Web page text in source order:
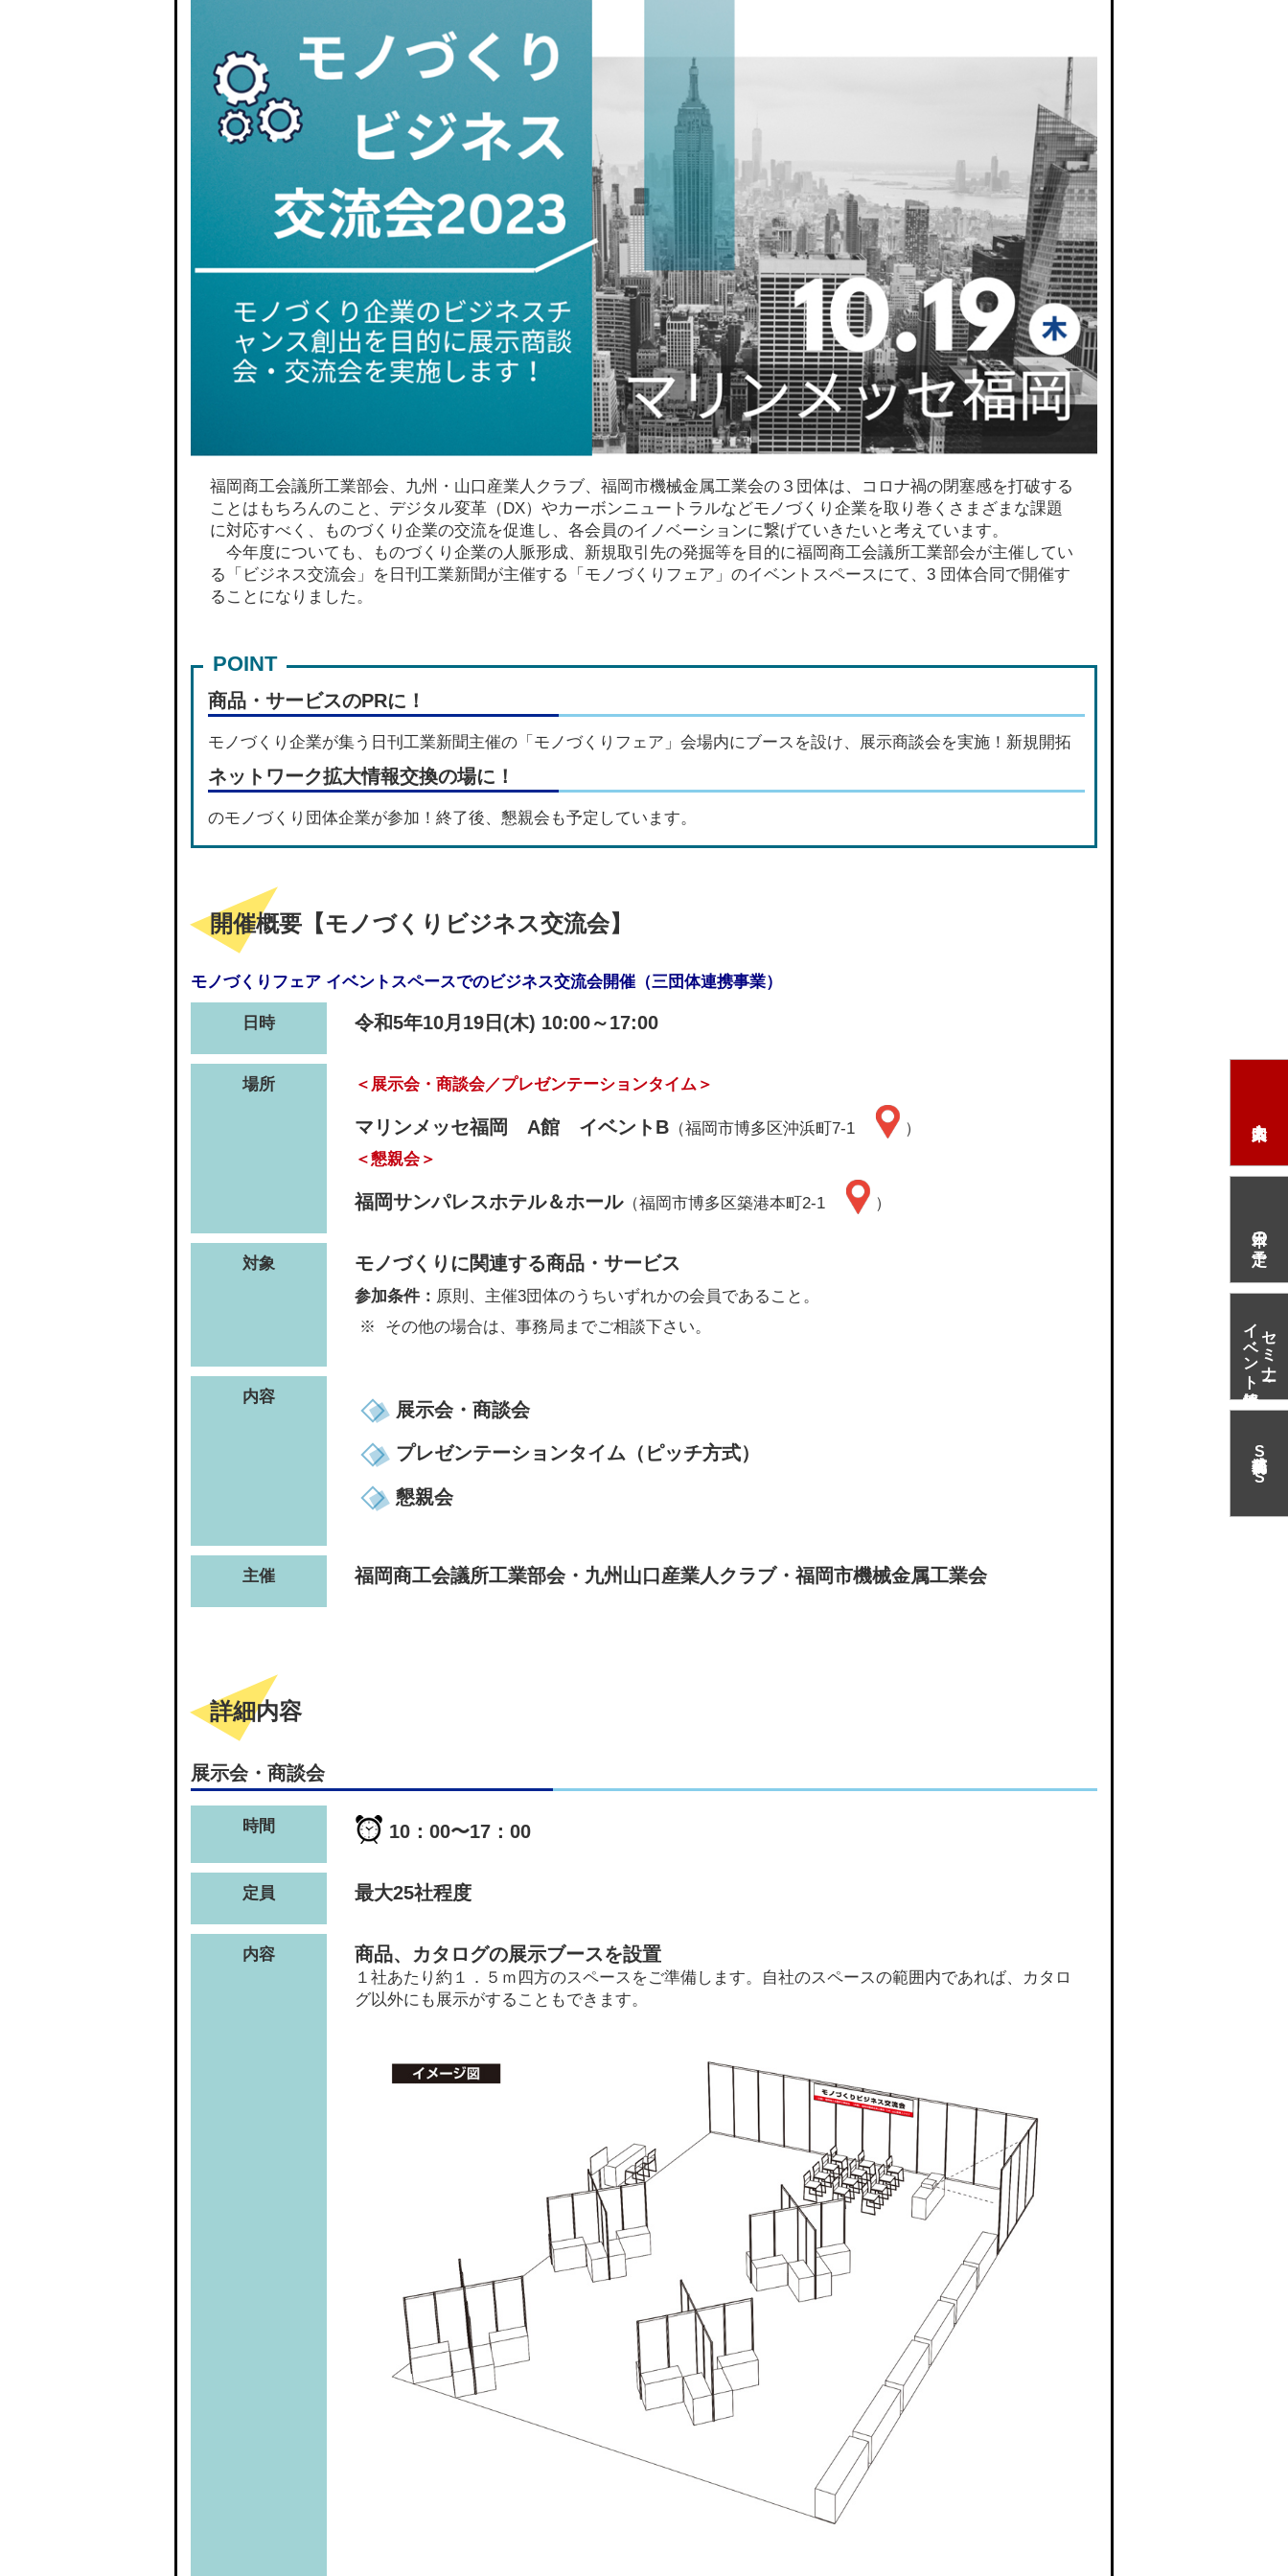
本日の予定
セミナー・
イベント情報
S
N
S
福岡商工会議所工業部会、九州・山口産業人クラブ、福岡市機械金属工業会の３団体は、コロナ禍の閉塞感を打破する
ことはもちろんのこと、デジタル変革（DX）やカーボンニュートラルなどモノづくり企業を取り巻くさまざまな課題
に対応すべく、ものづくり企業の交流を促進し、各会員のイノベーションに繋げていきたいと考えています。
今年度についても、ものづくり企業の人脈形成、新規取引先の発掘等を目的に福岡商工会議所工業部会が主催してい
る「ビジネス交流会」を日刊工業新聞が主催する「モノづくりフェア」のイベントスペースにて、3 団体合同で開催す
ることになりました。
商品・サービスのPRに！
モノづくり企業が集う日刊工業新聞主催の「モノづくりフェア」会場内にブースを設け、展示商談会を実施！新規開拓
ネットワーク拡大情報交換の場に！
のモノづくり団体企業が参加！終了後、懇親会も予定しています。
開催概要【モノづくりビジネス交流会】
モノづくりフェア イベントスペースでのビジネス交流会開催（三団体連携事業）
日時 令和5年10月19日(木) 10:00～17:00
場所 ＜展示会・商談会／プレゼンテーションタイム＞
マリンメッセ福岡 A館 イベントB（福岡市博多区沖浜町7-1
）
＜懇親会＞
福岡サンパレスホテル＆ホール（福岡市博多区築港本町2-1 ）
対象 モノづくりに関連する商品・サービス
参加条件： 原則、主催3団体のうちいずれかの会員であること。
その他の場合は、事務局までご相談下さい。
内容
展示会・商談会
プレゼンテーションタイム（ピッチ方式）
懇親会
主催 福岡商工会議所工業部会・九州山口産業人クラブ・福岡市機械金属工業会
詳細内容
展示会・商談会
時間 10：00〜17：00
定員 最大25社程度
内容 商品、カタログの展示ブースを設置
１社あたり約１．５ｍ四方のスペースをご準備します。自社のスペースの範囲内であれば、カタロ
グ以外にも展示がすることもできます。